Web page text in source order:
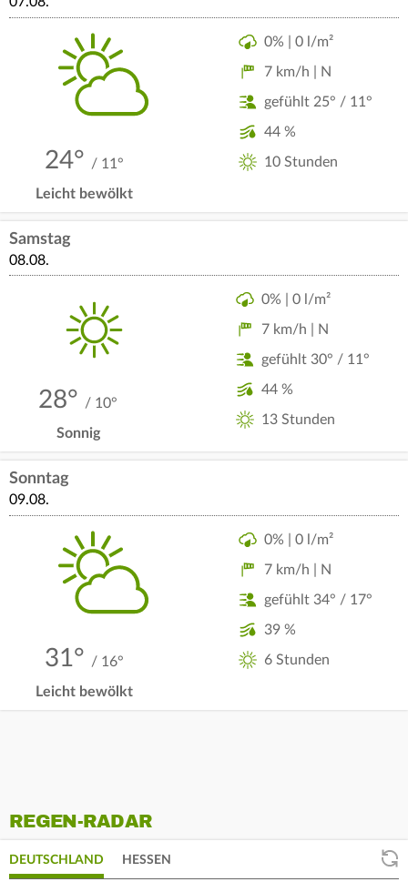
24° / 11°
Leicht bewölkt
0% | 0 l/m²
7 km/h | N
gefühlt 25° / 11°
44 %
10 Stunden
Samstag
08.08.
28° / 10°
Sonnig
0% | 0 l/m²
7 km/h | N
gefühlt 30° / 11°
44 %
13 Stunden
Sonntag
09.08.
31° / 16°
Leicht bewölkt
0% | 0 l/m²
7 km/h | N
gefühlt 34° / 17°
39 %
6 Stunden
REGEN-RADAR
DEUTSCHLAND HESSEN